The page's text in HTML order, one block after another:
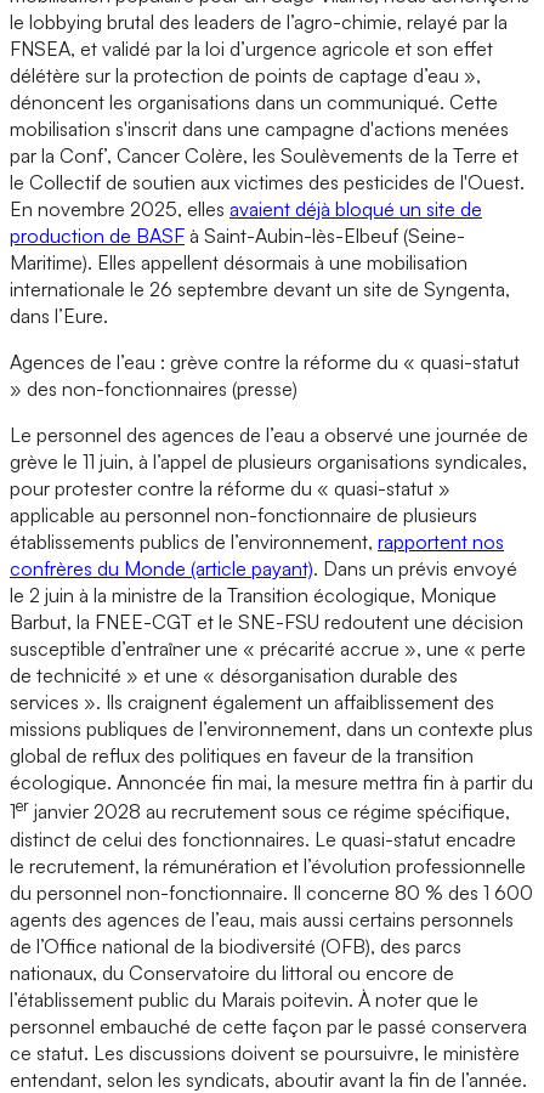
le lobbying brutal des leaders de l’agro-chimie, relayé par la
FNSEA, et validé par la loi d’urgence agricole et son effet
délétère sur la protection de points de captage d’eau »,
dénoncent les organisations dans un communiqué. Cette
mobilisation s'inscrit dans une campagne d'actions menées
par la Conf’, Cancer Colère, les Soulèvements de la Terre et
le Collectif de soutien aux victimes des pesticides de l'Ouest.
En novembre 2025, elles avaient déjà bloqué un site de
production de BASF à Saint-Aubin-lès-Elbeuf (Seine-
Maritime). Elles appellent désormais à une mobilisation
internationale le 26 septembre devant un site de Syngenta,
dans l’Eure.
Agences de l’eau : grève contre la réforme du « quasi-statut
» des non-fonctionnaires (presse)
Le personnel des agences de l’eau a observé une journée de
grève le 11 juin, à l’appel de plusieurs organisations syndicales,
pour protester contre la réforme du « quasi-statut »
applicable au personnel non-fonctionnaire de plusieurs
établissements publics de l’environnement, rapportent nos
confrères du Monde (article payant). Dans un prévis envoyé
le 2 juin à la ministre de la Transition écologique, Monique
Barbut, la FNEE-CGT et le SNE-FSU redoutent une décision
susceptible d’entraîner une « précarité accrue », une « perte
de technicité » et une « désorganisation durable des
services ». Ils craignent également un affaiblissement des
missions publiques de l’environnement, dans un contexte plus
global de reflux des politiques en faveur de la transition
écologique. Annoncée fin mai, la mesure mettra fin à partir du
1er janvier 2028 au recrutement sous ce régime spécifique,
distinct de celui des fonctionnaires. Le quasi-statut encadre
le recrutement, la rémunération et l’évolution professionnelle
du personnel non-fonctionnaire. Il concerne 80 % des 1 600
agents des agences de l’eau, mais aussi certains personnels
de l’Office national de la biodiversité (OFB), des parcs
nationaux, du Conservatoire du littoral ou encore de
l’établissement public du Marais poitevin. À noter que le
personnel embauché de cette façon par le passé conservera
ce statut. Les discussions doivent se poursuivre, le ministère
entendant, selon les syndicats, aboutir avant la fin de l’année.